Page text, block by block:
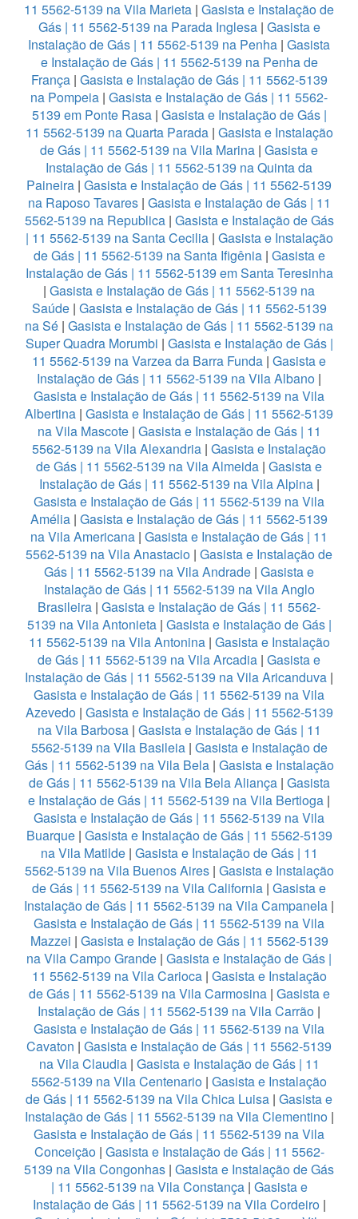
11 5562-5139 na Vila Marieta | Gasista e Instalação de
Gás | 11 5562-5139 na Parada Inglesa | Gasista e
Instalação de Gás | 11 5562-5139 na Penha | Gasista
e Instalação de Gás | 11 5562-5139 na Penha de
França | Gasista e Instalação de Gás | 11 5562-5139
na Pompeia | Gasista e Instalação de Gás | 11 5562-
5139 em Ponte Rasa| Gasista e Instalação de Gás |
11 5562-5139 na Quarta Parada| Gasista e Instalação
de Gás | 11 5562-5139 na Vila Marina | Gasista e
Instalação de Gás | 11 5562-5139 na Quinta da
Paineira | Gasista e Instalação de Gás | 11 5562-5139
na Raposo Tavares| Gasista e Instalação de Gás | 11
5562-5139 na Republica| Gasista e Instalação de Gás
| 11 5562-5139 na Santa Cecilia| Gasista e Instalação
de Gás | 11 5562-5139 na Santa Ifigênia | Gasista e
Instalação de Gás | 11 5562-5139 em Santa Teresinha
| Gasista e Instalação de Gás | 11 5562-5139 na
Saúde| Gasista e Instalação de Gás | 11 5562-5139
na Sé | Gasista e Instalação de Gás | 11 5562-5139 na
Super Quadra Morumbi | Gasista e Instalação de Gás |
11 5562-5139 na Varzea da Barra Funda | Gasista e
Instalação de Gás | 11 5562-5139 na Vila Albano |
Gasista e Instalação de Gás | 11 5562-5139 na Vila
Albertina | Gasista e Instalação de Gás | 11 5562-5139
na Vila Mascote| Gasista e Instalação de Gás | 11
5562-5139 na Vila Alexandria | Gasista e Instalação
de Gás | 11 5562-5139 na Vila Almeida | Gasista e
Instalação de Gás | 11 5562-5139 na Vila Alpina |
Gasista e Instalação de Gás | 11 5562-5139 na Vila
Amélia | Gasista e Instalação de Gás | 11 5562-5139
na Vila Americana | Gasista e Instalação de Gás | 11
5562-5139 na Vila Anastacio | Gasista e Instalação de
Gás | 11 5562-5139 na Vila Andrade | Gasista e
Instalação de Gás | 11 5562-5139 na Vila Anglo
Brasileira | Gasista e Instalação de Gás | 11 5562-
5139 na Vila Antonieta| Gasista e Instalação de Gás |
11 5562-5139 na Vila Antonina| Gasista e Instalação
de Gás | 11 5562-5139 na Vila Arcadia | Gasista e
Instalação de Gás | 11 5562-5139 na Vila Aricanduva |
Gasista e Instalação de Gás | 11 5562-5139 na Vila
Azevedo| Gasista e Instalação de Gás | 11 5562-5139
na Vila Barbosa| Gasista e Instalação de Gás | 11
5562-5139 na Vila Basileia| Gasista e Instalação de
Gás | 11 5562-5139 na Vila Bela| Gasista e Instalação
de Gás | 11 5562-5139 na Vila Bela Aliança| Gasista
e Instalação de Gás | 11 5562-5139 na Vila Bertioga |
Gasista e Instalação de Gás | 11 5562-5139 na Vila
Buarque| Gasista e Instalação de Gás | 11 5562-5139
na Vila Matilde| Gasista e Instalação de Gás | 11
5562-5139 na Vila Buenos Aires| Gasista e Instalação
de Gás | 11 5562-5139 na Vila California | Gasista e
Instalação de Gás | 11 5562-5139 na Vila Campanela |
Gasista e Instalação de Gás | 11 5562-5139 na Vila
Mazzei | Gasista e Instalação de Gás | 11 5562-5139
na Vila Campo Grande | Gasista e Instalação de Gás |
11 5562-5139 na Vila Carioca| Gasista e Instalação
de Gás | 11 5562-5139 na Vila Carmosina| Gasista e
Instalação de Gás | 11 5562-5139 na Vila Carrão |
Gasista e Instalação de Gás | 11 5562-5139 na Vila
Cavaton | Gasista e Instalação de Gás | 11 5562-5139
na Vila Claudia| Gasista e Instalação de Gás | 11
5562-5139 na Vila Centenario | Gasista e Instalação
de Gás | 11 5562-5139 na Vila Chica Luisa | Gasista e
Instalação de Gás | 11 5562-5139 na Vila Clementino|
Gasista e Instalação de Gás | 11 5562-5139 na Vila
Conceição| Gasista e Instalação de Gás | 11 5562-
5139 na Vila Congonhas | Gasista e Instalação de Gás
| 11 5562-5139 na Vila Constança| Gasista e
Instalação de Gás | 11 5562-5139 na Vila Cordeiro|